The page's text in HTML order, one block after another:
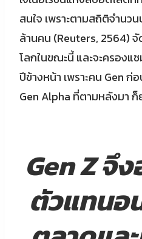
สนใจ เพราะตามสถิติจำนว
ล้านคน (Reuters, 2564)
โลกในขณะนี้ และจะครองแ
ปีข้างหน้า เพราะคน Gen ก่
Gen Alpha ที่ตามหลังมา
Gen Z จึ
ตัวแทนอ